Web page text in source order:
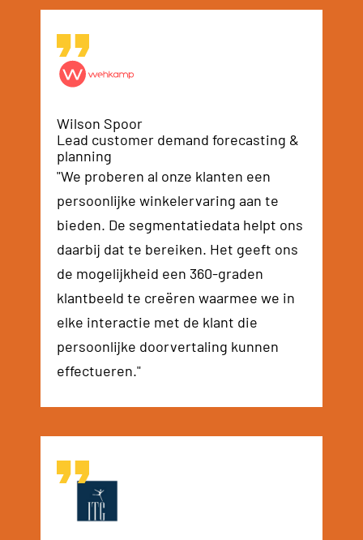
Wilson Spoor
Lead customer demand forecasting &
planning
"We proberen al onze klanten een
persoonlijke winkelervaring aan te
bieden. De segmentatiedata helpt ons
daarbij dat te bereiken. Het geeft ons
de mogelijkheid een 360-graden
klantbeeld te creëren waarmee we in
elke interactie met de klant die
persoonlijke doorvertaling kunnen
effectueren."